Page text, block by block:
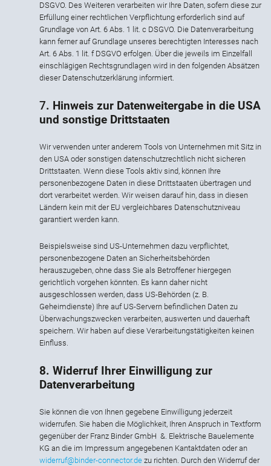
DSGVO. Des Weiteren verarbeiten wir Ihre Daten, sofern diese zur
Erfüllung einer rechtlichen Verpflichtung erforderlich sind auf
Grundlage von Art. 6 Abs. 1 lit. c DSGVO. Die Datenverarbeitung
kann ferner auf Grundlage unseres berechtigten Interesses nach
Art. 6 Abs. 1 lit. f DSGVO erfolgen. Über die jeweils im Einzelfall
einschlägigen Rechtsgrundlagen wird in den folgenden Absätzen
dieser Datenschutzerklärung informiert.
7. Hinweis zur Datenweitergabe in die USA
und sonstige Drittstaaten
Wir verwenden unter anderem Tools von Unternehmen mit Sitz in
den USA oder sonstigen datenschutzrechtlich nicht sicheren
Drittstaaten. Wenn diese Tools aktiv sind, können Ihre
personenbezogene Daten in diese Drittstaaten übertragen und
dort verarbeitet werden. Wir weisen darauf hin, dass in diesen
Ländern kein mit der EU vergleichbares Datenschutzniveau
garantiert werden kann.
Beispielsweise sind US-Unternehmen dazu verpflichtet,
personenbezogene Daten an Sicherheitsbehörden
herauszugeben, ohne dass Sie als Betroffener hiergegen
gerichtlich vorgehen könnten. Es kann daher nicht
ausgeschlossen werden, dass US-Behörden (z. B.
Geheimdienste) Ihre auf US-Servern befindlichen Daten zu
Überwachungszwecken verarbeiten, auswerten und dauerhaft
speichern. Wir haben auf diese Verarbeitungstätigkeiten keinen
Einfluss.
8. Widerruf Ihrer Einwilligung zur
Datenverarbeitung
Sie können die von Ihnen gegebene Einwilligung jederzeit
widerrufen. Sie haben die Möglichkeit, Ihren Anspruch in Textform
gegenüber der Franz Binder GmbH &. Elektrische Bauelemente
KG an die im Impressum angegebenen Kantaktdaten oder an
widerruf@binder-connector.de zu richten. Durch den Widerruf der